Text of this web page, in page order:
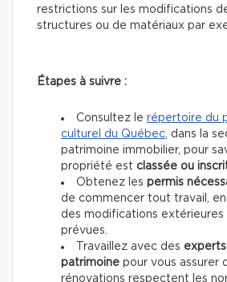
restrictions sur les modifications
structures ou de matériaux par
Étapes à suivre :
Consultez le répertoire du
culturel du Québec , dans la
patrimoine immobilier, pour
propriété est classée ou
Obtenez les permis
de commencer tout travail,
des modifications extérieures
prévues.
Travaillez avec des
patrimoine pour vous assurer
rénovations respectent les